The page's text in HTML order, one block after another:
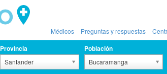
Médicos Preguntas y respuestas
Provincia
Santander
Población
Bucaramanga